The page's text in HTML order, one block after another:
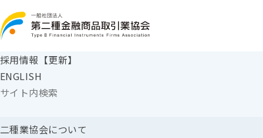
採用情報【更新】
ENGLISH
二種業協会について